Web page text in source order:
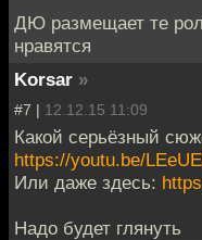
ДЮ размещает те
нравятся
Korsar »
#7 | 12.12.15 11:09
Какой серьёзный
https://youtu.be/
Или даже здесь:
Надо будет глянуть